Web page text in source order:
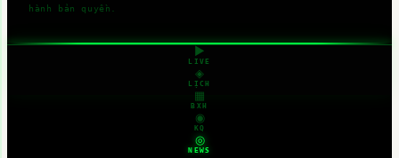
hành bản quyền.
▶
LIVE
◈
LỊCH
▦
BXH
◉
KQ
◎
NEWS